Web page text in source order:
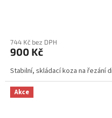
744 Kč bez DPH
900 Kč
Stabilní, skládací koza na řezání
Akce